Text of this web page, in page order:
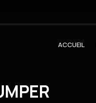
ACCUEIL